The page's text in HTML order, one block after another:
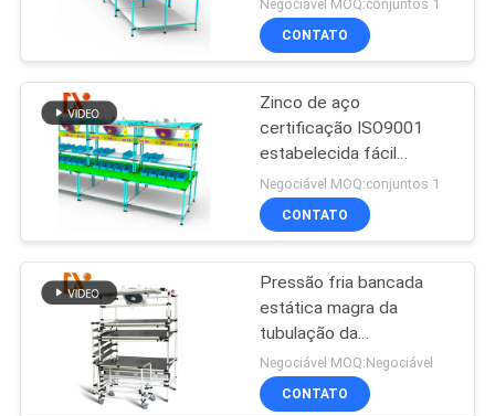
CONTROLE
DA
QUALIDADE
CONTACTE-
NOTÍCIA
CASOS
tubulação
Negociável MOQ:conjuntos 1
CONTATO
Zinco de aço
certificação ISO9001
estabelecida fácil
chapeada da anti
bancada estática
Negociável MOQ:conjuntos 1
CONTATO
Pressão fria bancada
estática magra da
tubulação da
anti/rolamento para
indústrias
Negociável MOQ:Negociável
CONTATO